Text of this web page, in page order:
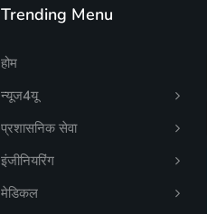
Trending Menu
होम
न्यूज4यू
प्रशासनिक सेवा
इंजीनियरिंग
मेडिकल